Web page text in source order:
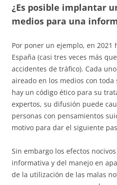
¿Es posible implantar
medios para una
Por poner un ejemplo, en 2021
España (casi tres veces más
accidentes de tráfico). Cada
aireado en los medios con
hay un código ético para su
expertos, su difusión puede
personas con pensamientos
motivo para dar el siguiente
Sin embargo los efectos
informativa y del manejo en
de la utilización de las malas